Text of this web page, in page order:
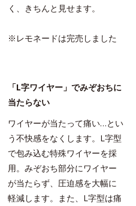
く、きちんと見せます。
※レモネードは完売しました
「L字ワイヤー」でみぞおちに
当たらない
ワイヤーが当たって痛い…とい
う不快感をなくします。L字型
で包み込む特殊ワイヤーを採
用。みぞおち部分にワイヤー
が当たらず、圧迫感を大幅に
軽減します。また、L字型は痛